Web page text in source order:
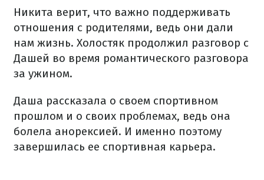
Никита верит, что важно поддерживать
отношения с родителями, ведь они дали
нам жизнь. Холостяк продолжил разговор с
Дашей во время романтического разговора
за ужином.
Даша рассказала о своем спортивном
прошлом и о своих проблемах, ведь она
болела анорексией. И именно поэтому
завершилась ее спортивная карьера.